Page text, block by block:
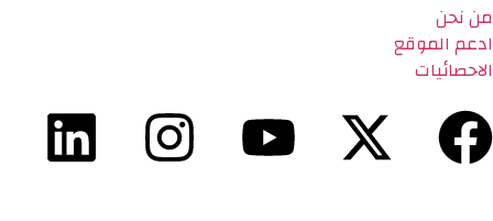
من نحن
ادعم الموقع
الاحصائيات